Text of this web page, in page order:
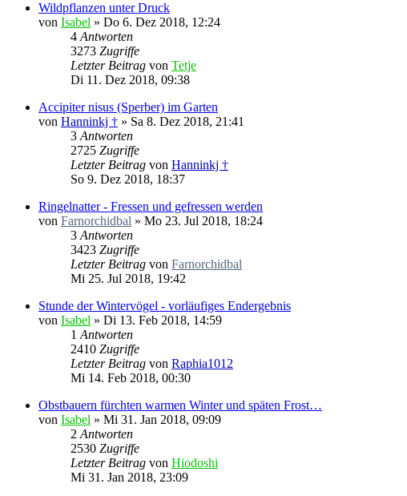
Wildpflanzen unter Druck
von Isabel » Do 6. Dez 2018, 12:24
4 Antworten
3273 Zugriffe
Letzter Beitrag von Tetje
Di 11. Dez 2018, 09:38
Accipiter nisus (Sperber) im Garten
von Hanninkj † » Sa 8. Dez 2018, 21:41
3 Antworten
2725 Zugriffe
Letzter Beitrag von Hanninkj †
So 9. Dez 2018, 18:37
Ringelnatter - Fressen und gefressen werden
von Farnorchidbal » Mo 23. Jul 2018, 18:24
3 Antworten
3423 Zugriffe
Letzter Beitrag von Farnorchidbal
Mi 25. Jul 2018, 19:42
Stunde der Wintervögel - vorläufiges Endergebnis
von Isabel » Di 13. Feb 2018, 14:59
1 Antworten
2410 Zugriffe
Letzter Beitrag von Raphia1012
Mi 14. Feb 2018, 00:30
Obstbauern fürchten warmen Winter und späten Frost…
von Isabel » Mi 31. Jan 2018, 09:09
2 Antworten
2530 Zugriffe
Letzter Beitrag von Hiodoshi
Mi 31. Jan 2018, 23:09